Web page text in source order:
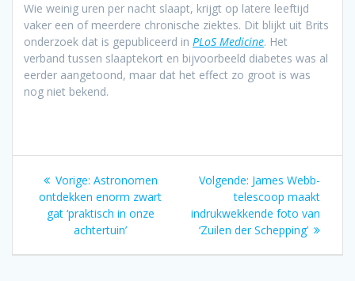
Wie weinig uren per nacht slaapt, krijgt op latere leeftijd
vaker een of meerdere chronische ziektes. Dit blijkt uit Brits
onderzoek dat is gepubliceerd in PLoS Medicine. Het
verband tussen slaaptekort en bijvoorbeeld diabetes was al
eerder aangetoond, maar dat het effect zo groot is was
nog niet bekend.
Bericht
navigatie
Vorige: Vorig
bericht:
Astronomen
ontdekken enorm zwart
gat ‘praktisch in onze
achtertuin’
Volgende: Volgend
bericht:
James Webb-
telescoop maakt
indrukwekkende foto van
‘Zuilen der Schepping’